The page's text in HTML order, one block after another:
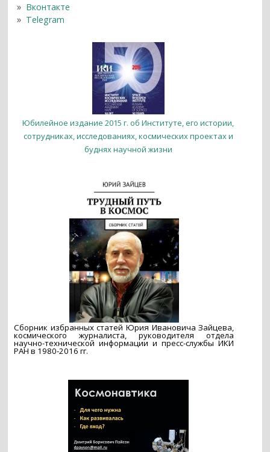
Вконтакте
Telegram
Юбилейное издание 2015 г. об Институте, его истории,
сотрудниках, исследованиях, космических проектах и
буднях научной жизни
Сборник избранных статей Юрия Ивановича Зайцева,
космического журналиста, руководителя отдела
научно-технической информации и пресс-службы ИКИ
РАН в 1980-2016 гг.